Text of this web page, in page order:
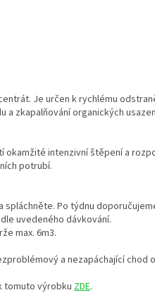
Je určen k rychlému
a zkapalňování organických
okamžité intenzivní štěpení a
potrubí.
spláchněte. Po týdnu
uvedeného dávkování.
max. 6m3.
a nezapáchající chod
tomuto výrobku ZDE.